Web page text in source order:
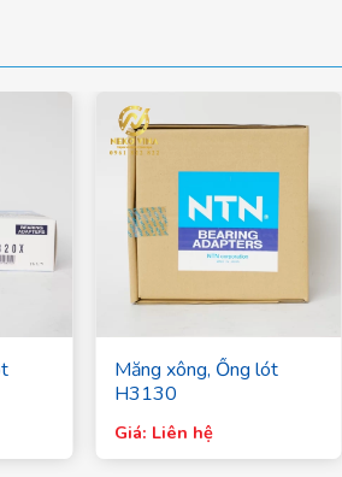
Măng xông, Ống lót
H3130
Giá: Liên hệ